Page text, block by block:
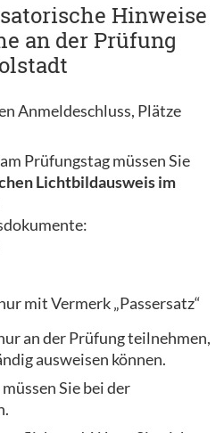
Hinweise
an der Prüfung
Anmeldeschluss, Plätze
Prüfungstag müssen Sie
Lichtbildausweis im
mit Vermerk „Passersatz“
an der Prüfung teilnehmen,
ausweisen können.
Sie bei der